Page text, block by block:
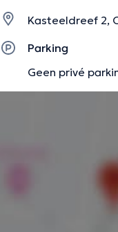
Kasteeldreef 2,
Parking
Geen privé